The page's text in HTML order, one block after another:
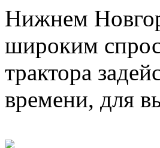
Нижнем
широким
трактора
времени, для